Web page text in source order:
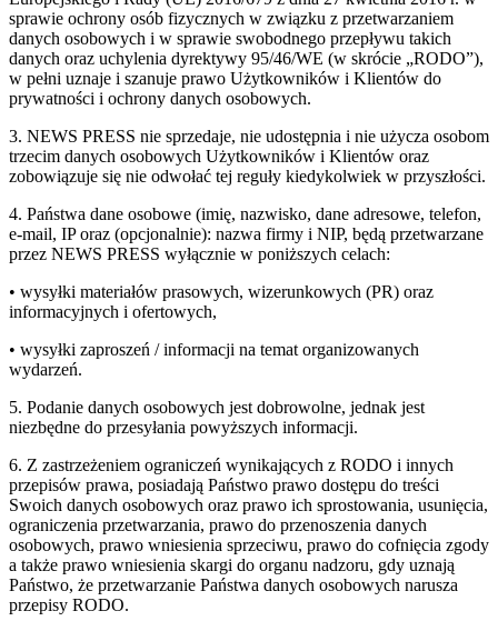
sprawie ochrony osób fizycznych w związku z przetwarzaniem
danych osobowych i w sprawie swobodnego przepływu takich
danych oraz uchylenia dyrektywy 95/46/WE (w skrócie „RODO”),
w pełni uznaje i szanuje prawo Użytkowników i Klientów do
prywatności i ochrony danych osobowych.
3. NEWS PRESS nie sprzedaje, nie udostępnia i nie użycza osobom
trzecim danych osobowych Użytkowników i Klientów oraz
zobowiązuje się nie odwołać tej reguły kiedykolwiek w przyszłości.
4. Państwa dane osobowe (imię, nazwisko, dane adresowe, telefon,
e-mail, IP oraz (opcjonalnie): nazwa firmy i NIP, będą przetwarzane
przez NEWS PRESS wyłącznie w poniższych celach:
• wysyłki materiałów prasowych, wizerunkowych (PR) oraz
informacyjnych i ofertowych,
• wysyłki zaproszeń / informacji na temat organizowanych
wydarzeń.
5. Podanie danych osobowych jest dobrowolne, jednak jest
niezbędne do przesyłania powyższych informacji.
6. Z zastrzeżeniem ograniczeń wynikających z RODO i innych
przepisów prawa, posiadają Państwo prawo dostępu do treści
Swoich danych osobowych oraz prawo ich sprostowania, usunięcia,
ograniczenia przetwarzania, prawo do przenoszenia danych
osobowych, prawo wniesienia sprzeciwu, prawo do cofnięcia zgody
a także prawo wniesienia skargi do organu nadzoru, gdy uznają
Państwo, że przetwarzanie Państwa danych osobowych narusza
przepisy RODO.